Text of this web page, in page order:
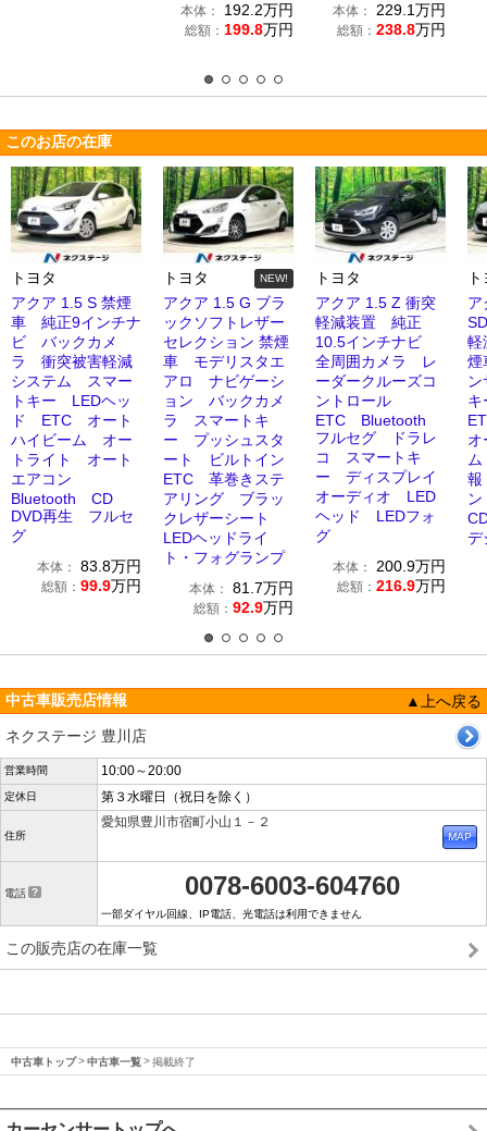
本体： 192.2万円
総額： 199.8万円
本体： 229.1万円
総額： 238.8万円
このお店の在庫
トヨタ
アクア 1.5 S 禁煙
車 純正9インチナ
ビ バックカメ
ラ 衝突被害軽減
システム スマー
トキー LEDヘッ
ド ETC オート
ハイビーム オー
トライト オート
エアコン
Bluetooth CD
DVD再生 フルセ
グ
本体： 83.8万円
総額： 99.9万円
トヨタ NEW!
アクア 1.5 G ブラ
ックソフトレザー
セレクション 禁煙
車 モデリスタエ
アロ ナビゲーシ
ョン バックカメ
ラ スマートキ
ー プッシュスタ
ート ビルトイン
ETC 革巻きステ
アリング ブラッ
クレザーシート
LEDヘッドライ
ト・フォグランプ
本体： 81.7万円
総額： 92.9万円
トヨタ
アクア 1.5 Z 衝突
軽減装置 純正
10.5インチナビ
全周囲カメラ レ
ーダークルーズコ
ントロール
ETC Bluetooth
フルセグ ドラレ
コ スマートキ
ー ディスプレイ
オーディオ LED
ヘッド LEDフォ
グ
本体： 200.9万円
総額： 216.9万円
ア
軽
煙
オ
報
デ
中古車販売店情報
▲上へ戻る
ネクステージ 豊川店
営業時間 10:00～20:00
定休日 第３水曜日（祝日を除く）
住所
愛知県豊川市宿町小山１－２
電話 0078-6003-604760
一部ダイヤル回線、IP電話、光電話は利用できません
この販売店の在庫一覧
中古車トップ 中古車一覧 掲載終了